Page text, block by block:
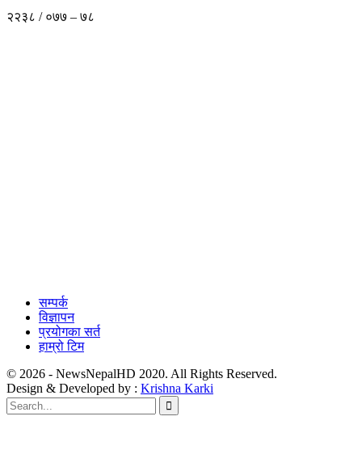
२२३८ / ०७७ – ७८
सम्पर्क
विज्ञापन
प्रयोगका सर्त
हाम्रो टिम
© 2026 - NewsNepalHD 2020. All Rights Reserved.
Design & Developed by : Krishna Karki